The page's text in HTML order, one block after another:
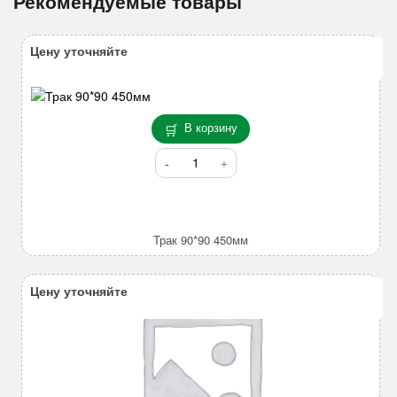
В корзину
Количество
товара
Трак 90*90 450мм
Цену уточняйте
Цену уточняйте